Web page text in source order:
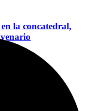
la concatedral,